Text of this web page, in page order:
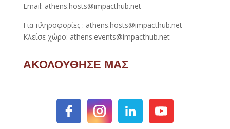
Email: athens.hosts@impacthub.net
Για πληροφορίες : athens.hosts@impacthub.net
Κλείσε χώρο: athens.events@impacthub.net
ΑΚΟΛΟΥΘΗΣΕ ΜΑΣ